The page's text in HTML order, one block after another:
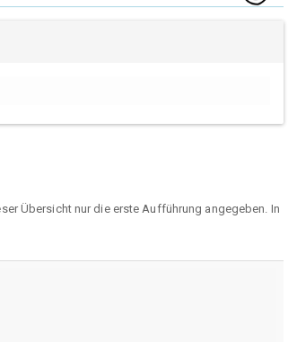
Übersicht nur die erste Aufführung angegeben. In